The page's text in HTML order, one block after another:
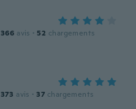
366 avis · 52 chargements
373 avis · 37 chargements